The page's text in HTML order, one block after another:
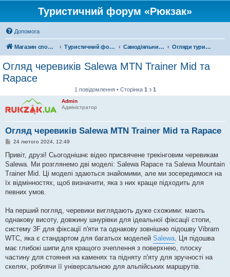
Туристичний форум «Рюкзак»
Допомога
Магазин спорядження Туристичний форум «Рюкзак» Самодіяльний туризм Огляди туристичного спорядження
Огляд черевиків Salewa MTN Trainer Mid та
Rapace
1 повідомлення • Сторінка 1 з 1
Admin
Адміністратор
Огляд черевиків Salewa MTN Trainer Mid та Rapace
П
в
д
о
л
е
я
24 лютого 2024, 12:49
Привіт, друзі! Сьогоднішнє відео присвячене трекінговим черевикам
Salewa. Ми розглянемо дві моделі: Salewa Rapace та Salewa Mountain
Trainer Mid. Ці моделі здаються знайомими, але ми зосередимося на
їх відмінностях, щоб визначити, яка з них краще підходить для
певних умов.
На перший погляд, черевики виглядають дуже схожими: мають
однакову висоту, довжину шнурівки для ідеальної фіксації стопи,
систему 3F для фіксації п'яти та однакову зовнішню підошву Vibram
WTC, яка є стандартом для багатьох моделей Salewa. Ця підошва
має глибокі шипи для кращого зчеплення з поверхнею, плоску
частину для стояння на каменях та підняту п'яту для зручності на
скелях, роблячи її універсальною для альпійських маршрутів.